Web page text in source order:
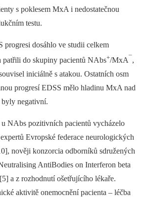
s poklesem MxA i nedostatečnou
testu.
dosáhlo ve studii celkem
patřili do skupiny pacientů NAbs+/MxA¯,
iniciálně s atakou. Ostatních osm
progresí EDSS mělo hladinu MxA nad
negativní.
NAbs pozitivních pacientů vycházelo
Evropské federace neurologických
nověji konzorcia odborníků sdružených
AntiBodies on Interferon beta
a z rozhodnutí ošetřujícího lékaře.
aktivitě onemocnění pacienta –⁠ léčba